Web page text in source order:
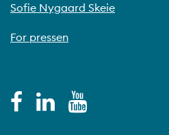
Sofie Nygaard Skeie
For pressen